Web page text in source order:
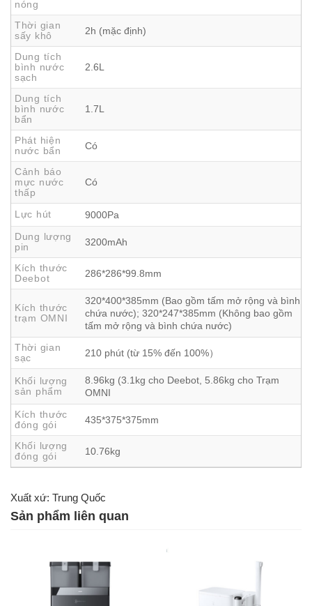
Dễ Dàng Di Chuyển Giữa Các Tầng Nhờ
Thiết Kế Nhẹ Và Tay Cầm Tiện Lợi
Không chỉ nhẹ nhàng trong di chuyển tự động, Deebot Mini
còndễ dàng xách tay giữa các tầng
gọn kết hợp tay cầm tiện dụng. Đây là điểm cộng lớn đối
với những gia đình có nhiều tầng hoặc không gian sống
linh hoạt.
Bạn không cần vất vả bê vác hay lo lắng về dây điện
vướng víu – chỉ cần một tay nhấc nhẹ là robot sẵn sàng
hoạt động ở bất cứ đâu.
Trạm OMNI Nhỏ Nhất – Thiết Kế Tinh Tế, Tính
Điểm nhấn nổi bật nhất của Deebot Mini là
trạm OMNI
Ecovacsvới chiều cao chỉ
. Nhỏ nhưng không
nóng
Thời gian
sấy khô
2h (mặc định)
Dung tích
bình nước
sạch
2.6L
Dung tích
bình nước
bẩn
1.7L
Phát hiện
nước bẩn
Có
Cảnh báo
mực nước
thấp
Có
Lực hút
9000Pa
Dung lượng
pin
3200mAh
Kích thước
Deebot
286*286*99.8mm
Kích thước
trạm OMNI
320*400*385mm (Bao gồm tấm mở rộng và bình
chứa nước); 320*247*385mm (Không bao gồm
tấm mở rộng và bình chứa nước)
Thời gian
sạc
210 phút (từ 15% đến 100%）
Khối lượng
sản phẩm
8.96kg (3.1kg cho Deebot, 5.86kg cho Trạm
OMNI
Kích thước
đóng gói
435*375*375mm
Khối lượng
đóng gói
10.76kg
Xuất xứ: Trung Quốc
Sản phẩm liên quan